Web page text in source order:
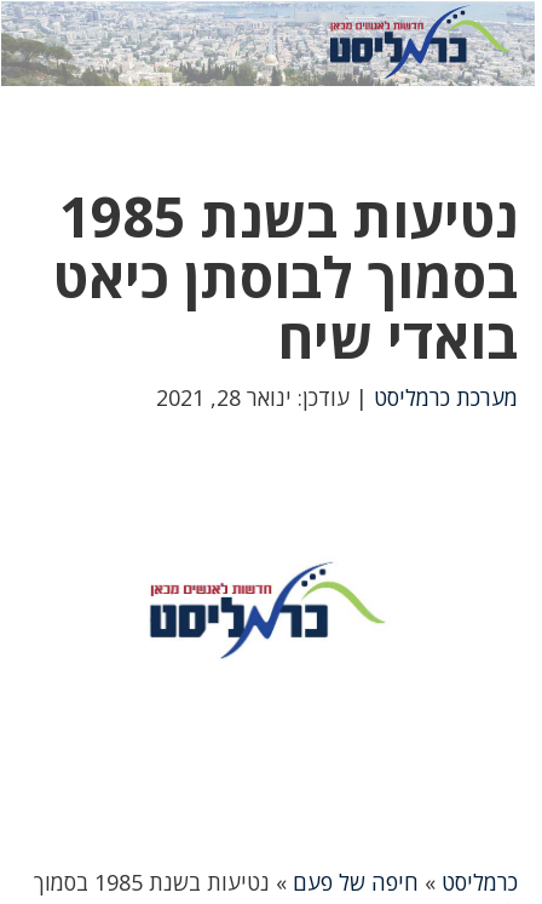
לחץ
כאן
לחץ
כדי
נטיעות בשנת 1985
בסמוך לבוסתן כיאט
בואדי שיח
מערכת כרמליסט | עודכן: ינואר 28, 2021
כרמליסט » חיפה של פעם »
נטיעות בשנת 1985 בסמוך